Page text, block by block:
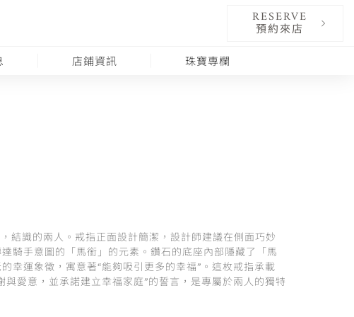
RESERVE
預約來店
店鋪資訊 珠寶專欄
結識的兩人。戒指正面設計簡潔，設計師建議在側面巧妙
騎手意圖的「馬銜」的元素。鑽石的底座內部隱藏了「馬
幸運象徵，寓意著“能夠吸引更多的幸福”。這枚戒指承載
與愛意，並承諾建立幸福家庭”的誓言，是專屬於兩人的獨特